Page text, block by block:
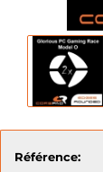
Référence: